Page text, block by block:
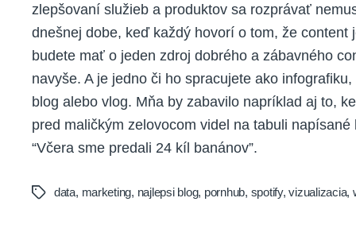
zlepšovaní služieb a produktov sa rozprávať
dnešnej dobe, keď každý hovorí o tom, že content
budete mať o jeden zdroj dobrého a zábavného
navyše. A je jedno či ho spracujete ako infografiku,
blog alebo vlog. Mňa by zabavilo napríklad aj to,
pred maličkým zelovocom videl na tabuli napísané
“Včera sme predali 24 kíl banánov”.
Tagsdata, marketing, najlepsi blog, pornhub, spotify,vizualizacia,